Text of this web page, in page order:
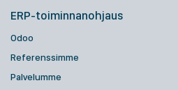
ERP-toiminnanohjaus
Odoo
Referenssimme
Palvelumme